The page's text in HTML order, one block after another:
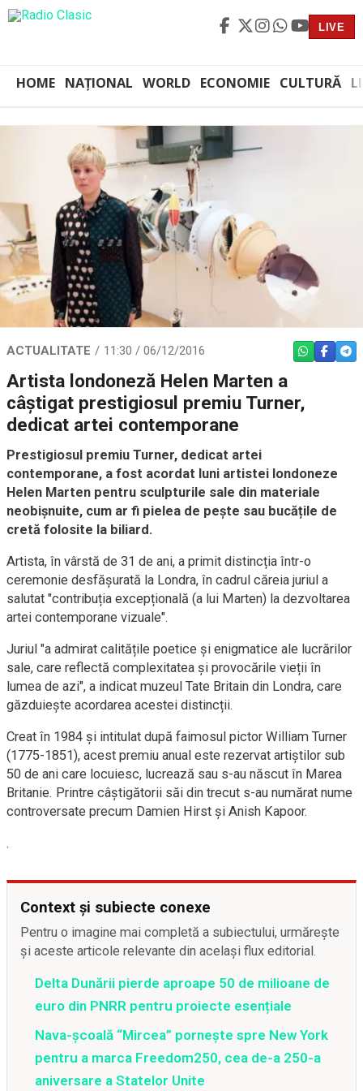
LIVE
HOME NAȚIONAL WORLD ECONOMIE CULTURĂ
ACTUALITATE 11:30 / 06/12/2016 WHATSAPP
Artista londoneză Helen Marten a
câștigat prestigiosul premiu Turner,
dedicat artei contemporane
Prestigiosul premiu Turner, dedicat artei
contemporane, a fost acordat luni artistei londoneze
Helen Marten pentru sculpturile sale din materiale
neobișnuite, cum ar fi pielea de pește sau bucățile de
cretă folosite la biliard.
Artista, în vârstă de 31 de ani, a primit distincția într-o
ceremonie desfășurată la Londra, în cadrul căreia juriul a
salutat "contribuția excepțională (a lui Marten) la dezvoltarea
artei contemporane vizuale".
Juriul "a admirat calitățile poetice și enigmatice ale lucrărilor
sale, care reflectă complexitatea și provocările vieții în
lumea de azi", a indicat muzeul Tate Britain din Londra, care
găzduiește acordarea acestei distincții.
Creat în 1984 și intitulat după faimosul pictor William Turner
(1775-1851), acest premiu anual este rezervat artiștilor sub
50 de ani care locuiesc, lucrează sau s-au născut în Marea
Britanie. Printre câștigătorii săi din trecut s-au numărat nume
controversate precum Damien Hirst și Anish Kapoor.
.
Context și subiecte conexe
Pentru o imagine mai completă a subiectului, urmărește
și aceste articole relevante din același flux editorial.
Delta Dunării pierde aproape 50 de milioane de
euro din PNRR pentru proiecte esențiale
Nava-școală “Mircea” pornește spre New York
pentru a marca Freedom250, cea de-a 250-a
aniversare a Statelor Unite